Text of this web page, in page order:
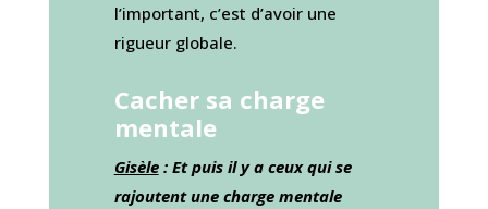
l’important, c’est d’avoir une
rigueur globale.
Cacher sa charge
mentale
Gisèle: Et puis il y a ceux qui se
rajoutent une charge mentale